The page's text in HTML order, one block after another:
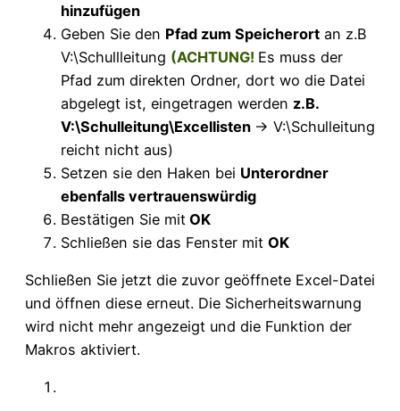
hinzufügen
Geben Sie den Pfad zum Speicherort an z.B
V:\Schullleitung (ACHTUNG! Es muss der
Pfad zum direkten Ordner, dort wo die Datei
abgelegt ist, eingetragen werden z.B.
V:\Schulleitung\Excellisten -> V:\Schulleitung
reicht nicht aus)
Setzen sie den Haken bei Unterordner
ebenfalls vertrauenswürdig
Bestätigen Sie mit OK
Schließen sie das Fenster mit OK
Schließen Sie jetzt die zuvor geöffnete Excel-Datei
und öffnen diese erneut. Die Sicherheitswarnung
wird nicht mehr angezeigt und die Funktion der
Makros aktiviert.